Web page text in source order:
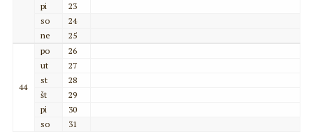
pi
23
so
24
ne
25
44
po
26
ut
27
st
28
št
29
pi
30
so
31